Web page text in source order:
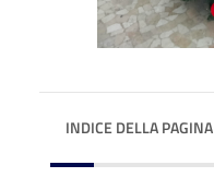
INDICE DELLA PAGINA